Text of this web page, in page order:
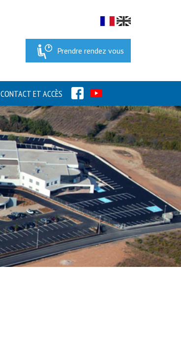
Prendre rendez vous
CONTACT ET ACCÈS FACEBOOK